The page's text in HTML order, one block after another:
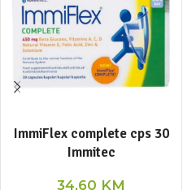
ImmiFlex complete cps 30
Immitec
34,60 KM